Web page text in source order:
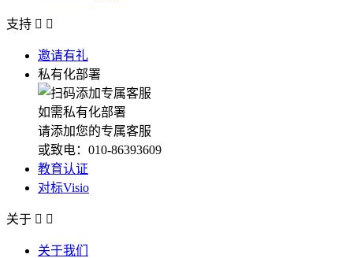
支持  
邀请有礼
私有化部署
如需私有化部署
请添加您的专属客服
或致电：010-86393609
教育认证
对标Visio
关于  
关于我们